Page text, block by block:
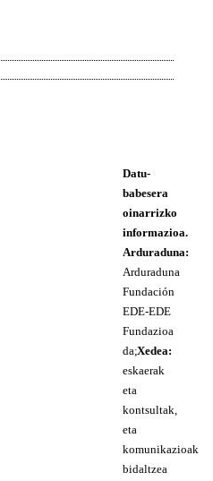
Datu-
babesera
oinarrizko
informazioa.
Arduraduna:
Arduraduna
Fundación
EDE-EDE
Fundazioa
da;Xedea:
eskaerak
eta
kontsultak,
eta
komunikazioak
bidaltzea